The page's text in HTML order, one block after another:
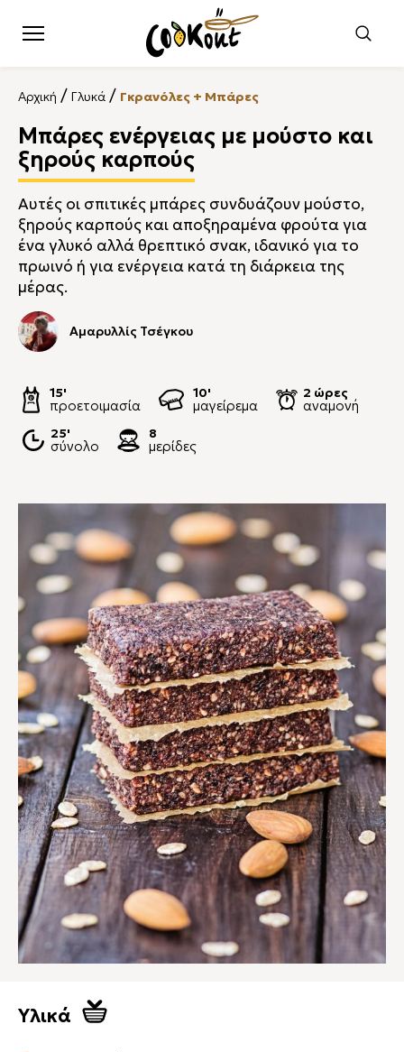
Αρχική / Γλυκά / Γκρανόλες + Μπάρες
Μπάρες ενέργειας με μούστο και
ξηρούς καρπούς
Αυτές οι σπιτικές μπάρες συνδυάζουν μούστο,
ξηρούς καρπούς και αποξηραμένα φρούτα για
ένα γλυκό αλλά θρεπτικό σνακ, ιδανικό για το
πρωινό ή για ενέργεια κατά τη διάρκεια της
μέρας.
Αμαρυλλίς Τσέγκου
15'
προετοιμασία
10'
μαγείρεμα
2 ώρες
αναμονή
25'
σύνολο
8
μερίδες
Υλικά